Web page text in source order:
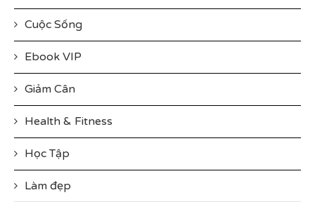
Cuộc Sống
Ebook VIP
Giảm Cân
Health & Fitness
Học Tập
Làm đẹp